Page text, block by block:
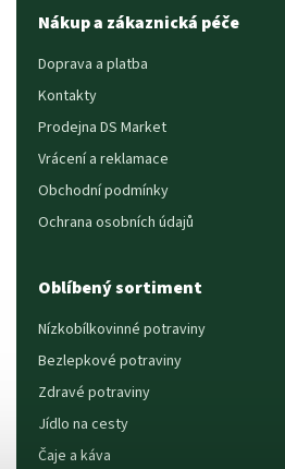
Nákup a zákaznická péče
Doprava a platba
Kontakty
Prodejna DS Market
Vrácení a reklamace
Obchodní podmínky
Ochrana osobních údajů
Oblíbený sortiment
Nízkobílkovinné potraviny
Bezlepkové potraviny
Zdravé potraviny
Jídlo na cesty
Čaje a káva